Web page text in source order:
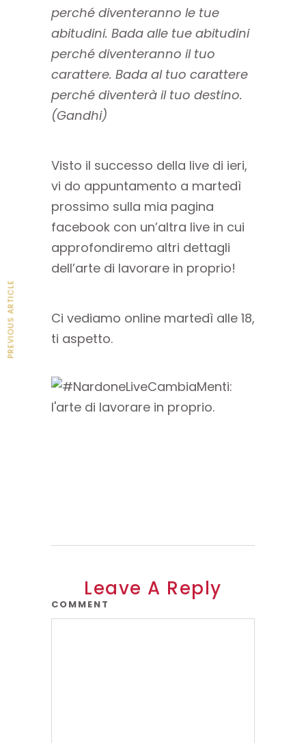
perché diventeranno le tue
abitudini. Bada alle tue abitudini
perché diventeranno il tuo
carattere. Bada al tuo carattere
perché diventerà il tuo destino.
(Gandhi)
Visto il successo della live di ieri,
vi do appuntamento a martedì
prossimo sulla mia pagina
facebook con un’altra live in cui
approfondiremo altri dettagli
dell’arte di lavorare in proprio!
Ci vediamo online martedì alle 18,
ti aspetto.
Leave A Reply
COMMENT
PREVIOUS ARTICLE